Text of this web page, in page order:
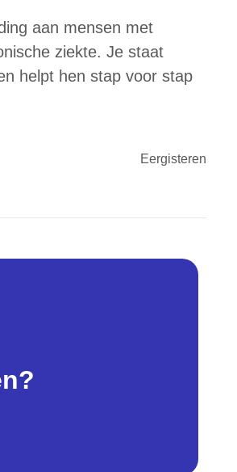
aan mensen met
ziekte. Je staat
helpt hen stap voor stap
Eergisteren